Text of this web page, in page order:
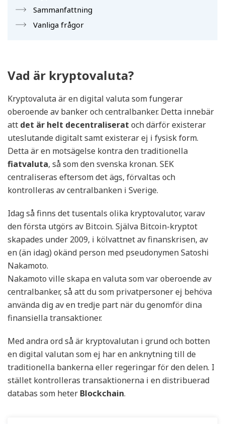
Sammanfattning
Vanliga frågor
Vad är kryptovaluta?
Kryptovaluta är en digital valuta som fungerar
oberoende av banker och centralbanker. Detta innebär
att det är helt decentraliserat och därför existerar
uteslutande digitalt samt existerar ej i fysisk form.
Detta är en motsägelse kontra den traditionella
fiatvaluta, så som den svenska kronan. SEK
centraliseras eftersom det ägs, förvaltas och
kontrolleras av centralbanken i Sverige.
Idag så finns det tusentals olika kryptovalutor, varav
den första utgörs av Bitcoin. Själva Bitcoin-kryptot
skapades under 2009, i kölvattnet av finanskrisen, av
en (än idag) okänd person med pseudonymen Satoshi
Nakamoto.
Nakamoto ville skapa en valuta som var oberoende av
centralbanker, så att du som privatpersoner ej behöva
använda dig av en tredje part när du genomför dina
finansiella transaktioner.
Med andra ord så är kryptovalutan i grund och botten
en digital valutan som ej har en anknytning till de
traditionella bankerna eller regeringar för den delen. I
stället kontrolleras transaktionerna i en distribuerad
databas som heter Blockchain.